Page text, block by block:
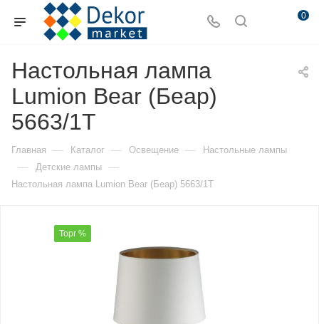
0
Настольная лампа
Lumion Bear (Беар)
5663/1T
Главная — Каталог — Освещение — Настольные лампы
— Детские лампы —
Настольная лампа Lumion Bear (Беар) 5663/1T
Торг %